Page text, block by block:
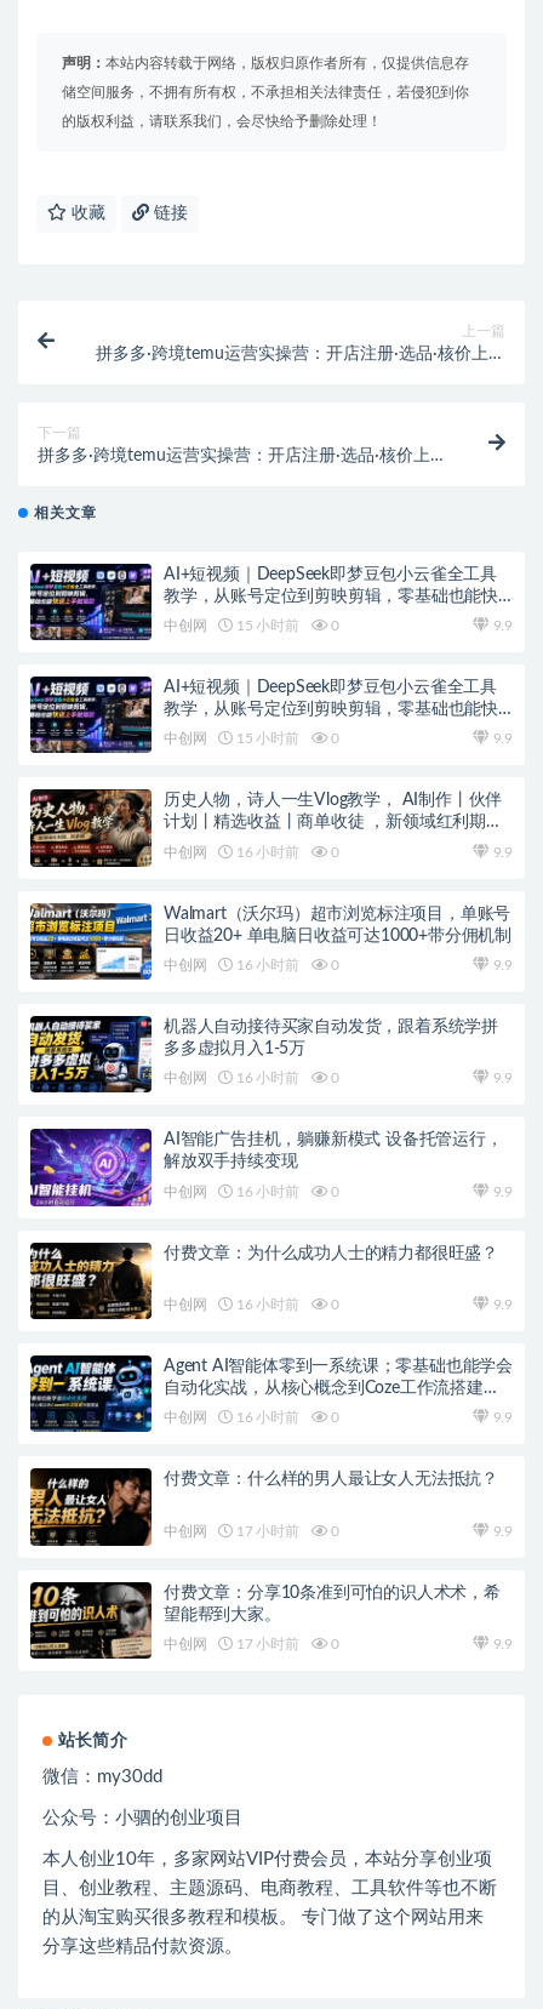
声明： 本站内容转载于网络，版权归原作者所有，仅提供信息存
储空间服务，不拥有所有权，不承担相关法律责任，若侵犯到你
的版权利益，请联系我们，会尽快给予删除处理！
收藏 链接
上一篇
拼多多·跨境temu运营实操营：开店注册·选品·核价上架
下一篇
拼多多·跨境temu运营实操营：开店注册·选品·核价上架
相关文章
AI+短视频｜DeepSeek即梦豆包小云雀全工具
教学，从账号定位到剪映剪辑，零基础也能快
速上手做爆款
中创网 15 小时前 0 9.9
AI+短视频｜DeepSeek即梦豆包小云雀全工具
教学，从账号定位到剪映剪辑，零基础也能快
速上手做爆款
中创网 15 小时前 0 9.9
历史人物，诗人一生Vlog教学， AI制作丨伙伴
计划丨精选收益丨商单收徒 ，新领域红利期，
抓紧做
中创网 16 小时前 0 9.9
Walmart（沃尔玛）超市浏览标注项目，单账号
日收益20+ 单电脑日收益可达1000+带分佣机制
中创网 16 小时前 0 9.9
机器人自动接待买家自动发货，跟着系统学拼
多多虚拟月入1-5万
中创网 16 小时前 0 9.9
AI智能广告挂机，躺赚新模式 设备托管运行，
解放双手持续变现
中创网 16 小时前 0 9.9
付费文章：为什么成功人士的精力都很旺盛？
中创网 16 小时前 0 9.9
Agent AI智能体零到一系统课；零基础也能学会
自动化实战，从核心概念到Coze工作流搭建完
整覆盖
中创网 16 小时前 0 9.9
付费文章：什么样的男人最让女人无法抵抗？
中创网 17 小时前 0 9.9
付费文章：分享10条准到可怕的识人术术，希
望能帮到大家。
中创网 17 小时前 0 9.9
站长简介
微信： my30dd
公众号：小驷的创业项目
本人创业10年，多家网站VIP付费会员，本站分享创业项
目、创业教程、主题源码、电商教程、工具软件等也不断
的从淘宝购买很多教程和模板。 专门做了这个网站用来
分享这些精品付款资源。